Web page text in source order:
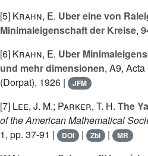
[5] Krahn, E. Uber eine von
Minimaleigenschaft der Kreise,
[6] Krahn, E. Uber
und mehr dimensionen, A9, Acta
(Dorpat), 1926 |
JFM
[7] Lee, J. M.; Parker, T. H. The
of the American Mathematical
1, pp. 37-91 |
DOI | Zbl | MR